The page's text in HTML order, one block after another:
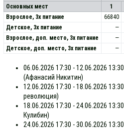
Основных мест 1
Взрослое, 3х питание
66840
Детское, 3х питание
—
Взрослое, доп. место, 3x питание
—
Детское, доп. место, 3x питание
—
06.06.2026 17:30 - 12.06.2026 13:30
(Афанасий Никитин)
12.06.2026 17:30 - 18.06.2026 13:30
революция)
18.06.2026 17:30 - 24.06.2026 13:30
Кулибин)
24.06.2026 17:30 - 30.06.2026 13:30